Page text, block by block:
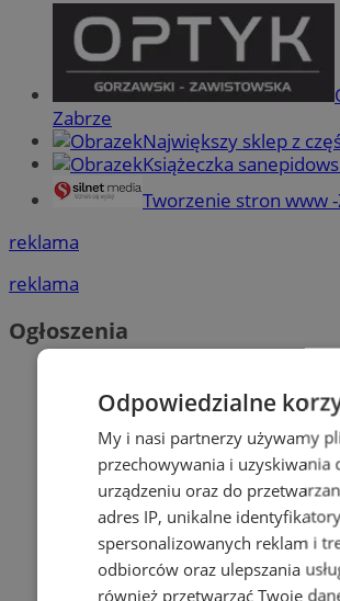
Zabrze
Największy sklep z
Książeczka
Tworzenie stron www
reklama
reklama
Ogłoszenia
Odpowiedzialne
My i nasi partnerzy używamy
przechowywania i
urządzeniu oraz do
adres IP, unikalne
spersonalizowanych reklam i
odbiorców oraz ulepszania
również przetwarzać Twoje